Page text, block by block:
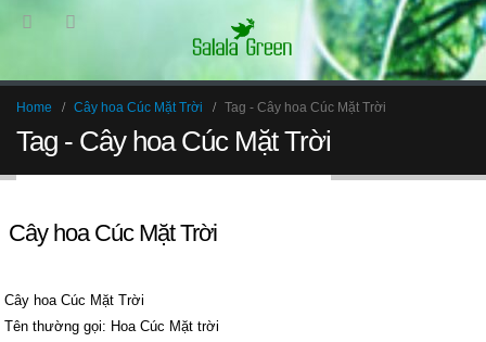
Home Cây hoa Cúc Mặt Trời Tag - Cây hoa Cúc Mặt Trời
Tag - Cây hoa Cúc Mặt Trời
Cây hoa Cúc Mặt Trời
Cây hoa Cúc Mặt Trời
Tên thường gọi: Hoa Cúc Mặt trời